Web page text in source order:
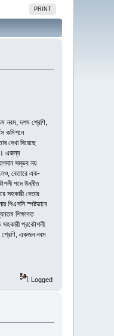
PRINT
নবম, দশম শ্রেণি,
কমিশনে
দেখা দিয়েছে
এজন্য
সম্ভব নয়
বেতারে এক-
পদে উন্নীত
সহকারী বেতার
পিএসসি স্পষ্টভাবে
শিক্ষাগত
সহকারী প্রকৌশলী
শ্রেণি, একজন নবম
Logged